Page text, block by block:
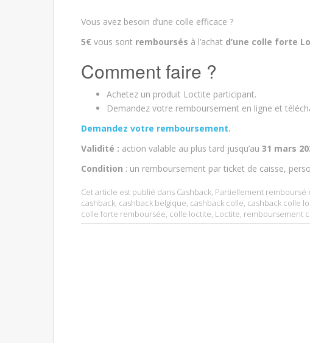
Vous avez besoin d’une colle efficace ?
5€ vous sont remboursés à l’achat d’une colle forte
Comment faire ?
Achetez un produit Loctite participant.
Demandez votre remboursement en ligne et
Demandez votre remboursement.
Validité : action valable au plus tard jusqu’au 31 mars
Condition : un remboursement par ticket de caisse,
Cet article est publié dans Cashback, Partiellement remboursé
cashback, cashback belgique, cashback colle, cashback colle
colle forte remboursée, colle loctite, Loctite, remboursement